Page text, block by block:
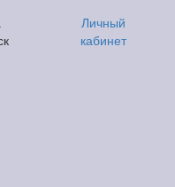
Личный
кабинет